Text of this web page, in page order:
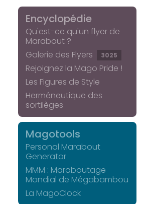
Encyclopédie
Qu'est-ce qu'un flyer de
Marabout ?
Galerie des Flyers
3025
Rejoignez la Mago Pride !
Les Figures de Style
Herméneutique des
sortilèges
Magotools
Personal Marabout
Generator
MMM : Maraboutage
Mondial de Mégabambou
La MagoClock